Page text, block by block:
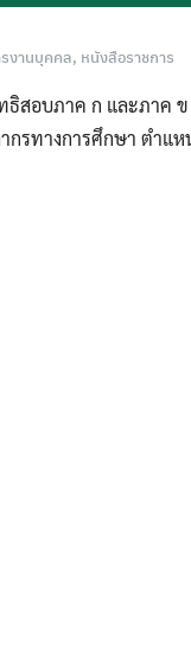
งานบุคคล, หนังสือราชการ
สอบภาค ก และภาค
กรทางการศึกษา ตำแ